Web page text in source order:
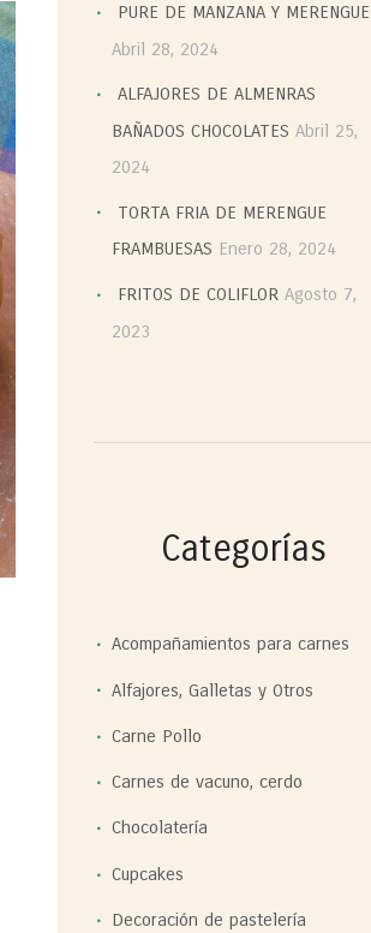
PURE DE MANZANA Y MERENGUE
Abril 28, 2024
ALFAJORES DE ALMENRAS
BAÑADOS CHOCOLATES Abril 25,
2024
TORTA FRIA DE MERENGUE
FRAMBUESAS Enero 28, 2024
FRITOS DE COLIFLOR Agosto 7,
2023
Categorías
Acompañamientos para carnes
Alfajores, Galletas y Otros
Carne Pollo
Carnes de vacuno, cerdo
Chocolatería
Cupcakes
Decoración de pastelería